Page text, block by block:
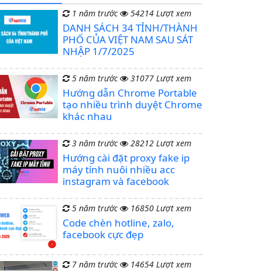
1 năm trước 54214 Lượt xem
DANH SÁCH 34 TỈNH/THÀNH
PHỐ CỦA VIỆT NAM SAU SÁT
NHẬP 1/7/2025
5 năm trước 31077 Lượt xem
Hướng dẫn Chrome Portable
tạo nhiều trình duyệt Chrome
khác nhau
3 năm trước 28212 Lượt xem
Hướng cài đặt proxy fake ip
máy tính nuôi nhiều acc
instagram và facebook
5 năm trước 16850 Lượt xem
Code chèn hotline, zalo,
facebook cực đẹp
7 năm trước 14654 Lượt xem